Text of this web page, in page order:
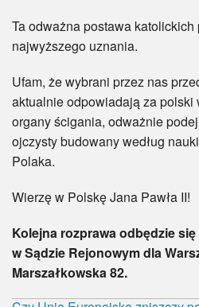
Ta odważna postawa
najwyższego uznania.
Ufam, że wybrani przez nas
aktualnie odpowiadają za
organy ścigania, odważnie
ojczysty budowany według
Polaka.
Wierzę w Polskę Jana Pawła II!
Kolejna rozprawa odbędzie
w Sądzie Rejonowym dla
Marszałkowska 82.